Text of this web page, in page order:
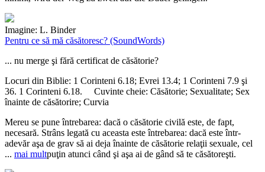
Imagine: L. Binder
Pentru ce să mă căsătoresc? (SoundWords)
... nu merge şi fără certificat de căsătorie?
Locuri din Biblie: 1 Corinteni 6.18; Evrei 13.4; 1 Corinteni 7.9 şi
36. 1 Corinteni 6.18. Cuvinte cheie: Căsătorie; Sexualitate; Sex
înainte de căsătorire; Curvia
Mereu se pune întrebarea: dacă o căsătorie civilă este, de fapt,
necesară. Strâns legată cu aceasta este întrebarea: dacă este într-
adevăr aşa de grav să ai deja înainte de căsătorie relaţii sexuale, cel
... mai multpuţin atunci când şi aşa ai de gând să te căsătoreşti.